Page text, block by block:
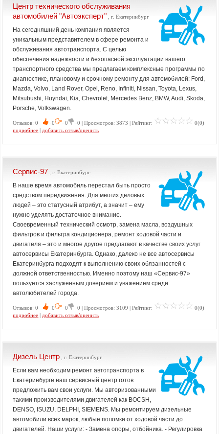
Центр технического обслуживания
автомобилей "Автоэксперт" , г. Екатеринбург
На сегодняшний день компания является
уникальным представителем в сфере ремонта и
обслуживания автотранспорта. С целью
обеспечения надежности и безопасной эксплуатации вашего
транспортного средства мы предлагаем комплексные программы по
диагностике, плановому и срочному ремонту для автомобилей: Ford,
Mazda, Volvo, Land Rover, Opel, Reno, Infiniti, Nissan, Toyota, Lexus,
Mitsubushi, Huyndai, Kia, Chevrolet, Mercedes Benz, BMW, Audi, Skoda,
Porsche, Volkswagen.
Отзывов: 0 −0 −0 −0 | Просмотров: 3873 | Рейтинг:
0(0)
подробнее | добавить отзыв/оценить
Сервис-97 , г. Екатеринбург
В наше время автомобиль перестал быть просто
средством передвижения. Для многих деловых
людей – это статусный атрибут, а значит – ему
нужно уделять достаточное внимание.
Своевременный технический осмотр, замена масла, воздушных
фильтров и фильтра кондиционера, ремонт ходовой части и
двигателя – это и многое другое предлагают в качестве своих услуг
автосервисы Екатеринбурга. Однако, далеко не все автосервисы
Екатеринбурга подходят к выполнению своих обязанностей с
должной ответственностью. Именно поэтому наш «Сервис-97»
пользуется заслуженным доверием и уважением среди
автолюбителей города.
Отзывов: 0 −0 −0 −0 | Просмотров: 3109 | Рейтинг:
0(0)
подробнее | добавить отзыв/оценить
Дизель Центр , г. Екатеринбург
Если вам необходим ремонт автотранспорта в
Екатеринбурге наш сервисный центр готов
предложить вам свои услуги. Мы авторизованными
такими производителями двигателей как BOCSH,
DENSO, ISUZU, DELPHI, SIEMENS. Мы ремонтируем дизельные
автомобили всех марок, любые поломки от ходовой части до
двигателей. Наши услуги: - Замена опоры, отбойника. - Регулировка